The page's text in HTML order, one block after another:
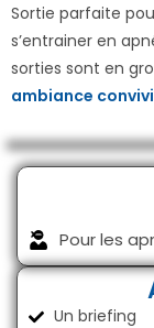
Sortie parfaite
s’entrainer en
sorties sont en
ambiance
Pour les
Un briefing